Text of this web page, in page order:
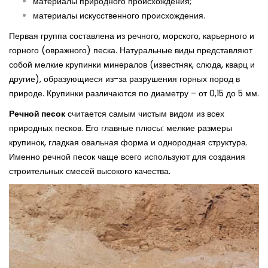
материалы искусственного происхождения.
Первая группа составлена из речного, морского, карьерного и
горного (овражного) песка. Натуральные виды представляют
собой мелкие крупинки минералов (известняк, слюда, кварц и
другие), образующиеся из-за разрушения горных пород в
природе. Крупинки различаются по диаметру – от 0,15 до 5 мм.
Речной песок считается самым чистым видом из всех
природных песков. Его главные плюсы: мелкие размеры
крупинок, гладкая овальная форма и однородная структура.
Именно речной песок чаще всего используют для создания
строительных смесей высокого качества.